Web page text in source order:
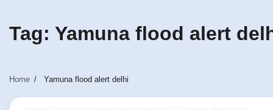
Tag: Yamuna flood alert
Home Yamuna flood alert delhi